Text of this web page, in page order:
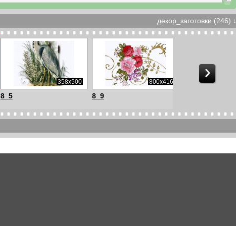
декор_заготовки (246) ↓
358x500
8_5
800x416
8_9